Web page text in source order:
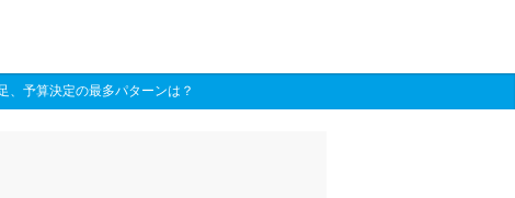
、予算決定の最多パターンは？